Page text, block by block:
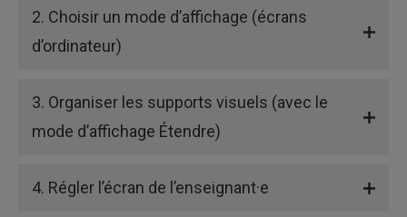
2. Choisir un mode d’affichage (écrans
d’ordinateur)
3. Organiser les supports visuels (avec le
mode d’affichage Étendre)
4. Régler l’écran de l’enseignant·e